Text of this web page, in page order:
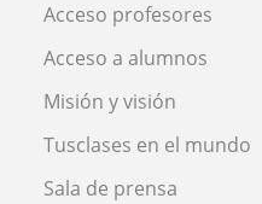
Acceso profesores
Acceso a alumnos
Misión y visión
Tusclases en el mundo
Sala de prensa